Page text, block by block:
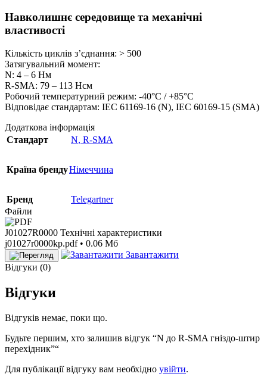
Навколишнє середовище та механічні
властивості
Кількість циклів з’єднання: > 500
Затягувальний момент:
N: 4 – 6 Нм
R-SMA: 79 – 113 Нсм
Робочий температурний режим: -40°C / +85°C
Відповідає стандартам: IEC 61169-16 (N), IEC 60169-15 (SMA)
Додаткова інформація
Стандарт
N, R-SMA
Країна брендуНімеччина
Бренд
Telegartner
Файли
J01027R0000 Технічні характеристики
j01027r0000kp.pdf • 0.06 Мб
Завантажити
Відгуки (0)
Відгуки
Відгуків немає, поки що.
Будьте першим, хто залишив відгук “N до R-SMA гніздо-штир
перехідник”“
Для публікації відгуку вам необхідно увійти.